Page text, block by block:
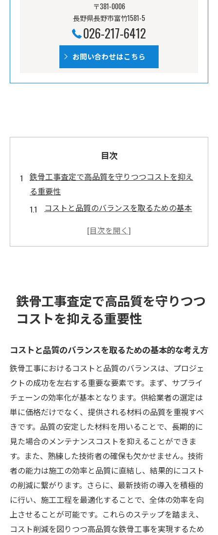
〒381-0006
長野県長野市富竹1581-5
026-217-6412
お問い合わせはこちら
目次
鉄骨工事査定で高品質を守りつつコストを抑え
る重要性
コストと品質のバランスを取るための基本
鉄骨工事査定における長期的な視点の重要
高品質の基準を維持するための査定プロセ
スの工夫
鉄骨工事査定における透明性と誠実さの必
要性
最適な資材選びが鉄骨工事の査定に与える影響
資材選定の基準と鉄骨工事への影響
コスト効率の良い資材選びのテクニック
鉄骨工事における環境に優しい資材の選択
資材の品質が工事全体に及ぼす効果
サプライチェーンの最適化によるコスト削
減
品質管理を強化するための資材選びのポイ
ント
優れた技術者確保が成功する鉄骨工事の肝
鉄骨工事査定で高品質を守りつつ
コストを抑える重要性
コストと品質のバランスを取るための基本的な考え方
鉄骨工事におけるコストと品質のバランスは、プロジェ
クトの成功を左右する重要な要素です。まず、サプライ
チェーンの効率化が基本となります。供給業者の選定は
単に価格だけでなく、提供される材料の品質を重視すべ
きです。品質の安定した材料を用いることで、長期的に
見た場合のメンテナンスコストを抑えることができま
す。また、熟練した技術者の確保も欠かせません。技術
者の能力は施工の効率と品質に直結し、結果的にコスト
の削減に繋がります。さらに、最新技術の導入を積極的
に行い、施工工程を最適化することで、全体の効率を向
上させることが可能です。これらのステップを踏まえ、
コスト削減を図りつつ高品質な鉄骨工事を実現するため